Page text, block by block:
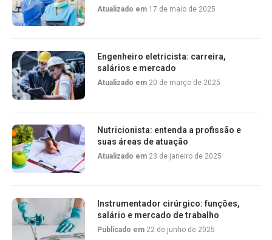
Atualizado em 17 de maio de 2025
Engenheiro eletricista: carreira,
salários e mercado
Atualizado em 20 de março de 2025
Nutricionista: entenda a profissão e
suas áreas de atuação
Atualizado em 23 de janeiro de 2025
Instrumentador cirúrgico: funções,
salário e mercado de trabalho
Publicado em 22 de junho de 2025